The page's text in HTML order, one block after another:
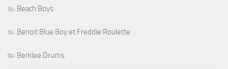
Benoit Blue Boy et Freddie Roulette
Berklee Drums
Bernard Allison